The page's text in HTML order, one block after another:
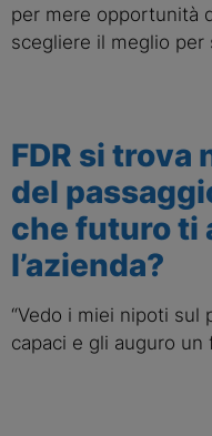
per mere opportunità
scegliere il meglio per
FDR si trova
del
che futuro ti
l’azienda?
“Vedo i miei nipoti
capaci e gli auguro